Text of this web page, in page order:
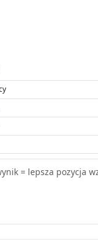
= lepsza pozycja